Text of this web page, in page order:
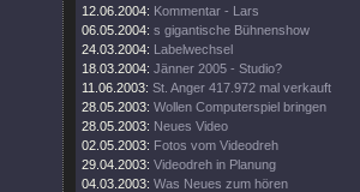
12.06.2004: Kommentar - Lars
06.05.2004: s gigantische Bühnenshow
24.03.2004: Labelwechsel
18.03.2004: Jänner 2005 - Studio?
11.06.2003: St. Anger 417.972 mal verkauft
28.05.2003: Wollen Computerspiel bringen
28.05.2003: Neues Video
02.05.2003: Fotos vom Videodreh
29.04.2003: Videodreh in Planung
04.03.2003: Was Neues zum hören